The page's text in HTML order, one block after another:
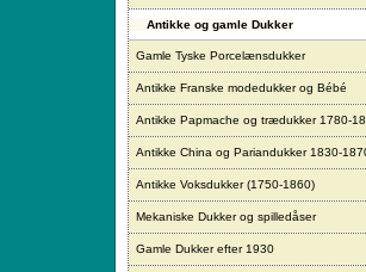
Antikke og gamle Dukker
Gamle Tyske Porcelænsdukker
Antikke Franske modedukker og Bébé
Antikke Papmache og trædukker 1780-
Antikke China og Pariandukker 1830-
Antikke Voksdukker (1750-1860)
Mekaniske Dukker og spilledåser
Gamle Dukker efter 1930